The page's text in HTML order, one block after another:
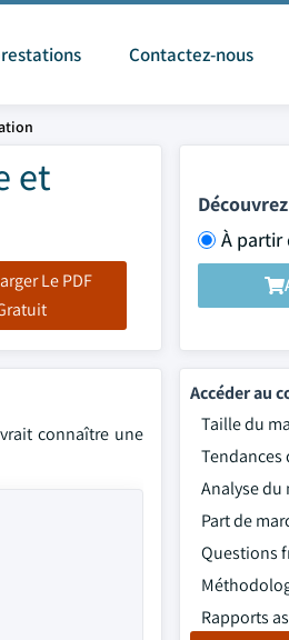
Contactez-nous
et
Le PDF
À partir
connaître une
Accéder au
Taille du
Tendances
Analyse du
Part de
Questions
Rapports